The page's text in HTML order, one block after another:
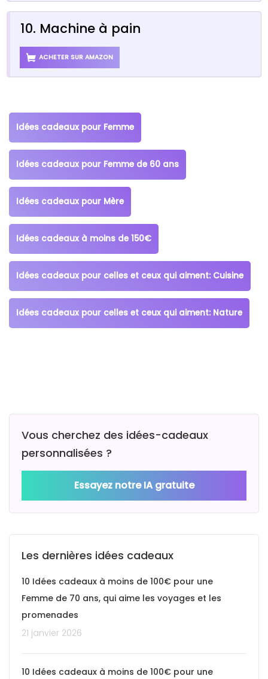
10. Machine à pain
ACHETER SUR AMAZON
Idées cadeaux pour Femme
Idées cadeaux pour Femme de 60 ans
Idées cadeaux pour Mère
Idées cadeaux à moins de 150€
Idées cadeaux pour celles et ceux qui aiment: Cuisine
Idées cadeaux pour celles et ceux qui aiment: Nature
Vous cherchez des idées-cadeaux
personnalisées ?
Essayez notre IA gratuite
Les dernières idées cadeaux
10 Idées cadeaux à moins de 100€ pour une
Femme de 70 ans, qui aime les voyages et les
promenades
21 janvier 2026
10 Idées cadeaux à moins de 100€ pour une